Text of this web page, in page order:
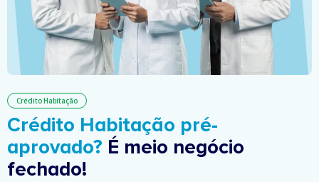
Crédito Habitação
Crédito Habitação pré-
aprovado? É meio negócio
fechado!